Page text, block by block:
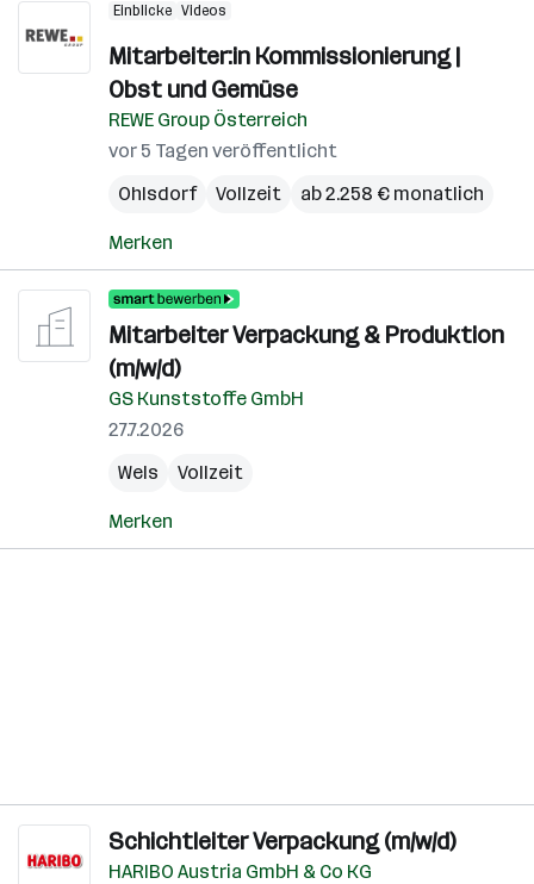
Einblicke Videos
Mitarbeiter:in Kommissionierung |
Obst und Gemüse
REWE Group Österreich
vor 5 Tagen veröffentlicht
Ohlsdorf
Vollzeit ab 2.258 € monatlich
Merken
Mitarbeiter Verpackung & Produktion
(m/w/d)
GS Kunststoffe GmbH
27.7.2026
Wels
Vollzeit
Merken
Schichtleiter Verpackung (m/w/d)
HARIBO Austria GmbH & Co KG